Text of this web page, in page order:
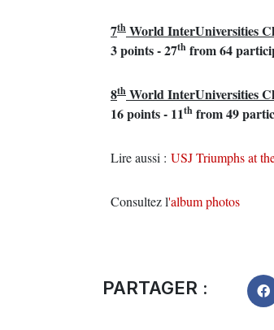
7th World InterUniversities
3 points - 27th from 64
8th World InterUniversities
16 points - 11th from 49
Lire aussi : USJ Triumphs at
Consultez l'album photos
PARTAGER :